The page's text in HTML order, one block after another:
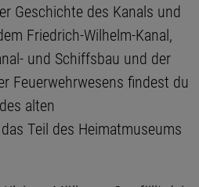
Geschichte des Kanals und
Friedrich-Wilhelm-Kanal,
und Schiffsbau und der
Feuerwehrwesens findest du
alten
Teil des Heimatmuseums